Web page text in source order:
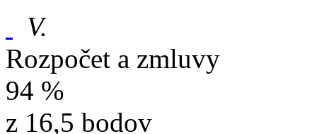
V.
Rozpočet a zmluvy
94 %
z 16,5 bodov